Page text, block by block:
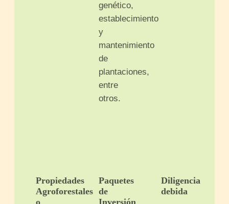
genético,
establecimiento
y
mantenimiento
de
plantaciones,
entre
otros.
Propiedades
Agroforestales
Paquetes
de
Diligencia
debida